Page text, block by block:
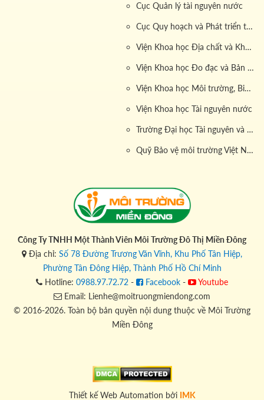
Cục Quản lý tài nguyên nước
Cục Quy hoạch và Phát triển tài nguyên đất
Viện Khoa học Địa chất và Khoáng sản
Viện Khoa học Đo đạc và Bản đồ
Viện Khoa học Môi trường, Biển và Hải đảo
Viện Khoa học Tài nguyên nước
Trường Đại học Tài nguyên và Môi trường
Quỹ Bảo vệ môi trường Việt Nam
Công Ty TNHH Một Thành Viên Môi Trường Đô Thị Miền Đông
Địa chỉ: Số 78 Đường Trương Văn Vĩnh, Khu Phố Tân Hiệp,
Phường Tân Đông Hiệp, Thành Phố Hồ Chí Minh
Hotline: 0988.97.72.72 - Facebook -
Youtube
Email: Lienhe@moitruongmiendong.com
© 2016-2026. Toàn bộ bản quyền nội dung thuộc về Môi Trường
Miền Đông
Thiết kế Web Automation bởi IMK